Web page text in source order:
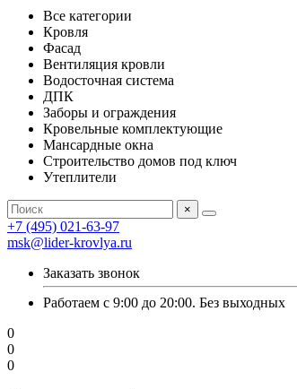
Все категории
Кровля
Фасад
Вентиляция кровли
Водосточная система
ДПК
Заборы и ограждения
Кровельные комплектующие
Мансардные окна
Строительство домов под ключ
Утеплители
×
+7 (495) 021-63-97
msk@lider-krovlya.ru
Заказать звонок
Работаем с 9:00 до 20:00. Без выходных
0
0
0